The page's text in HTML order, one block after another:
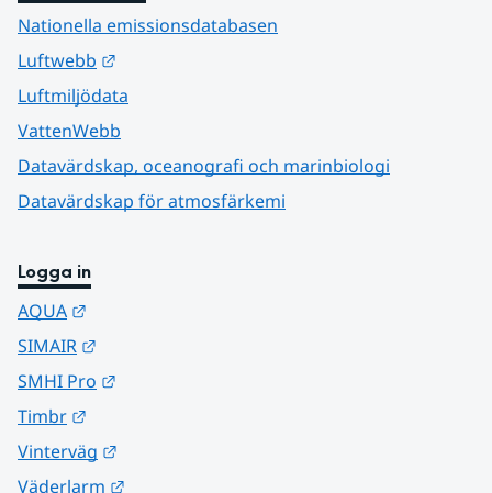
Nationella emissionsdatabasen
Luftwebb
Luftmiljödata
VattenWebb
Datavärdskap, oceanografi och marinbiologi
Datavärdskap för atmosfärkemi
Logga in
AQUA
SIMAIR
SMHI Pro
Timbr
Vinterväg
Väderlarm